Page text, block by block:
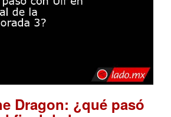
Dragon: ¿qué pasó